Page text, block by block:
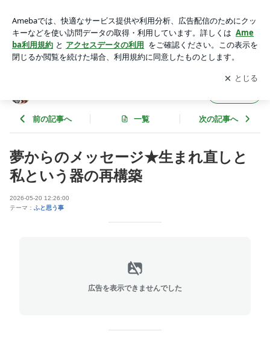
と人の自然療法『Wof！の毎日』
アプリをダウンロードして ブログの更新通知
を受け取りまし
ょう。
開く
前の記事へ 一覧 次の記事へ
夢からのメッセージ★生まれ直しと
私という器の再構築
2026-05-20 12:26:00
テーマ： ふと思う事
広告を表示できませんでした